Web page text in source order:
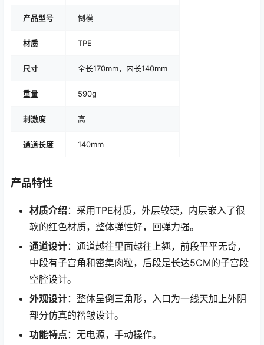
产品型号 倒模
材质 TPE
尺寸 全长170mm，内长140mm
重量 590g
刺激度 高
通道长度 140mm
产品特性
材质介绍 ：采用TPE材质，外层较硬，内层嵌入了很
软的红色材质，整体弹性好，回弹力强。
通道设计：通道越往里面越往上翘，前段平平无奇，
中段有子宫角和密集肉粒，后段是长达5CM的子宫段
空腔设计。
外观设计：整体呈倒三角形，入口为一线天加上外阴
部分仿真的褶皱设计。
功能特点 ：无电源，手动操作。